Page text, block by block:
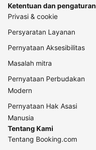
Ketentuan dan pengaturan
Privasi & cookie
Persyaratan Layanan
Pernyataan Aksesibilitas
Masalah mitra
Pernyataan Perbudakan
Modern
Pernyataan Hak Asasi
Manusia
Tentang Kami
Tentang Booking.com